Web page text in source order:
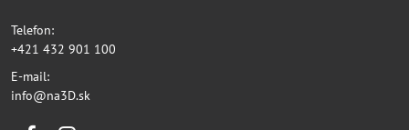
Telefon:
+421 432 901 100
E-mail:
info@na3D.sk